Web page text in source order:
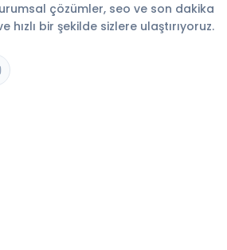
çözümler, seo ve son dakika
hızlı bir şekilde sizlere ulaştırıyoruz.